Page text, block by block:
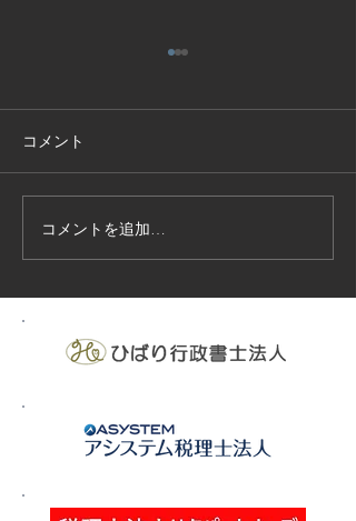
技能実習生１２名入国-フ
ィリピン、ベトナム
コメント
コメントを追加…